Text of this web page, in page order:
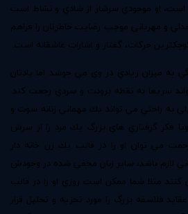
است، او موجودي سرشار از شادي و نشاط است
و مهرباني موجب رضايت خاطرتان را فراهم
حركات، گفتار و اشارات عاشقانه است.
به ميزان زيادي در وي مي جوشد اما يادتان
سريعا به نقطه برودت و سردي رجعت كند.
به راحتي مي تواند يك مهماني زنانه سوت و
فكر گرفتاري هاي بزرگ يك مرد را از سرش
مي توان او را در قالب يك زن خانه دار
لازم باشد، ساير زنان مخفي شده در وجودش
مثلا شما ممكن است روزي او را در قالب
فلاسفه بزرگ را مورد تجزيه و تحليل قرار